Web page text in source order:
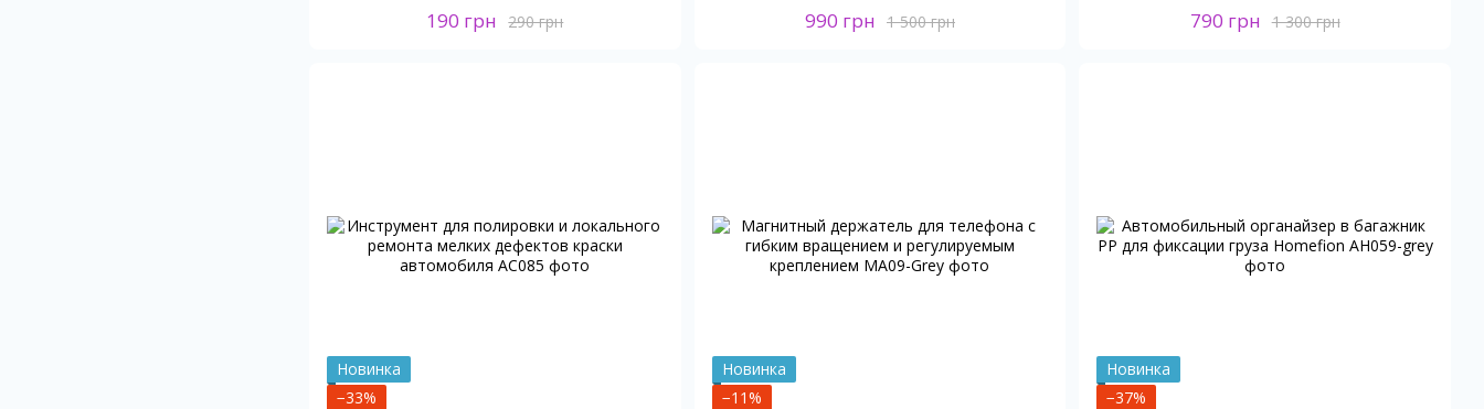
290 грн
190 грн 1 500 грн
990 грн 1 300 грн
790 грн
Новинка
−33%
Новинка
−11%
Новинка
−37%